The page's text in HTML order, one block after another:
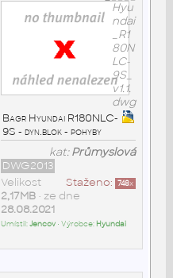
Hyu
ndai
_R1
80N
LC-
9S_
v1.1.
dwg
Bagr Hyundai R180NLC-
9S - dyn.blok - pohyby
kat:Průmyslová
DWG2013
Staženo: 748x
Velikost
2,17MB• ze dne
28.08.2021
Umístil:Jencov• Výrobce: Hyundai